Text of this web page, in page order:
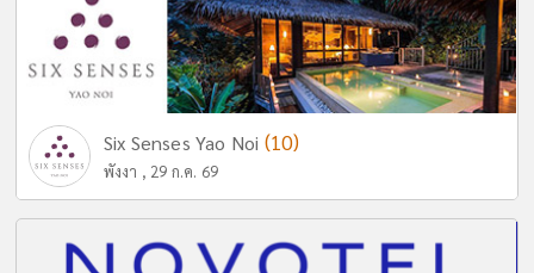
Six Senses Yao Noi (10)
พังงา , 29 ก.ค. 69